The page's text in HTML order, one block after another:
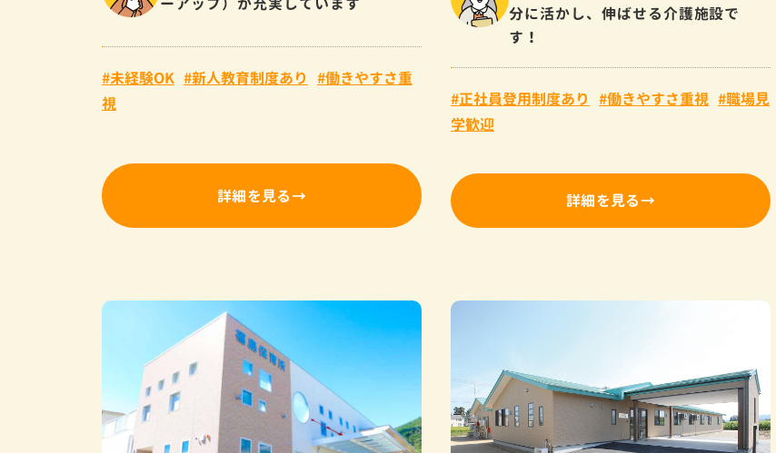
未経験OK 新人教育制度あり
働きやすさ重
視
詳細を見る
分に活かし、伸ばせる介護施設で
す！
正社員登用制度あり 働きやすさ重視
職場見
学歓迎
詳細を見る